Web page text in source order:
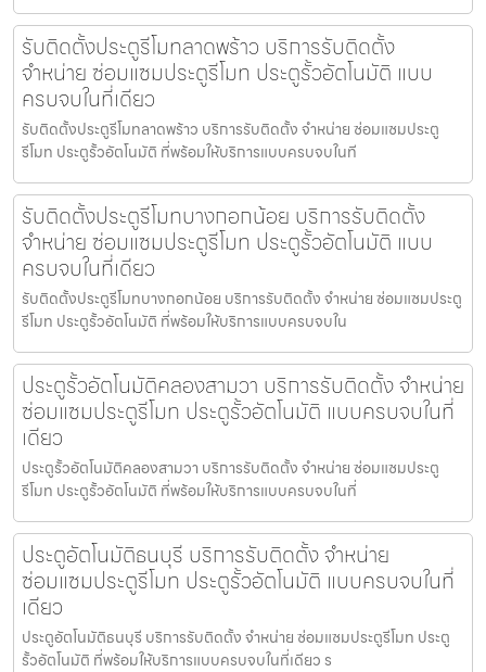
รับติดตั้งประตูรีโมทลาดพร้าว บริการรับติดตั้ง
จำหน่าย ซ่อมแซมประตูรีโมท ประตูรั้วอัตโนมัติ แบบ
ครบจบในที่เดียว
รับติดตั้งประตูรีโมทลาดพร้าว บริการรับติดตั้ง จำหน่าย ซ่อมแซมประตู
รีโมท ประตูรั้วอัตโนมัติ ที่พร้อมให้บริการแบบครบจบในที
รับติดตั้งประตูรีโมทบางกอกน้อย บริการรับติดตั้ง
จำหน่าย ซ่อมแซมประตูรีโมท ประตูรั้วอัตโนมัติ แบบ
ครบจบในที่เดียว
รับติดตั้งประตูรีโมทบางกอกน้อย บริการรับติดตั้ง จำหน่าย ซ่อมแซมประตู
รีโมท ประตูรั้วอัตโนมัติ ที่พร้อมให้บริการแบบครบจบใน
ประตูรั้วอัตโนมัติคลองสามวา บริการรับติดตั้ง จำหน่าย
ซ่อมแซมประตูรีโมท ประตูรั้วอัตโนมัติ แบบครบจบในที่
เดียว
ประตูรั้วอัตโนมัติคลองสามวา บริการรับติดตั้ง จำหน่าย ซ่อมแซมประตู
รีโมท ประตูรั้วอัตโนมัติ ที่พร้อมให้บริการแบบครบจบในที่
ประตูอัตโนมัติธนบุรี บริการรับติดตั้ง จำหน่าย
ซ่อมแซมประตูรีโมท ประตูรั้วอัตโนมัติ แบบครบจบในที่
เดียว
ประตูอัตโนมัติธนบุรี บริการรับติดตั้ง จำหน่าย ซ่อมแซมประตูรีโมท ประตู
รั้วอัตโนมัติ ที่พร้อมให้บริการแบบครบจบในที่เดียว ร